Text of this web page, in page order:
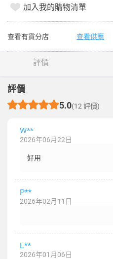
加入我的購物清單
查看有貨分店 查看供應
評價
評價
5.0(12 評價)
W**
2026年06月22日
好用
P**
2026年02月11日
L**
2026年01月06日